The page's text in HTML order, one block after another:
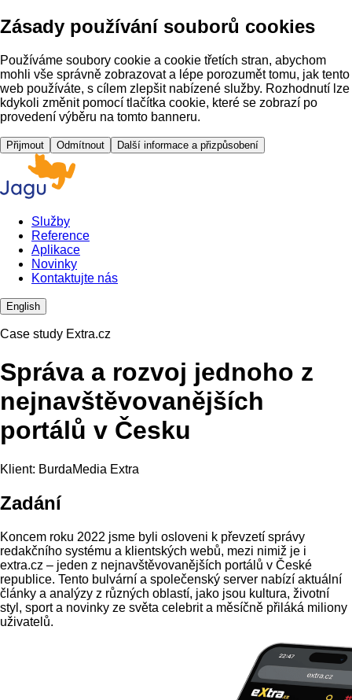
Zásady používání souborů cookies
Používáme soubory cookie a cookie třetích stran, abychom
mohli vše správně zobrazovat a lépe porozumět tomu, jak tento
web používáte, s cílem zlepšit nabízené služby. Rozhodnutí lze
kdykoli změnit pomocí tlačítka cookie, které se zobrazí po
provedení výběru na tomto banneru.
Přijmout Odmítnout Další informace a přizpůsobení
Služby
Reference
Aplikace
Novinky
Kontaktujte nás
English
Case study Extra.cz
Správa a rozvoj jednoho z
nejnavštěvovanějších
portálů v Česku
Klient: BurdaMedia Extra
Zadání
Koncem roku 2022 jsme byli osloveni k převzetí správy
redakčního systému a klientských webů, mezi nimiž je i
extra.cz – jeden z nejnavštěvovanějších portálů v České
republice. Tento bulvární a společenský server nabízí aktuální
články a analýzy z různých oblastí, jako jsou kultura, životní
styl, sport a novinky ze světa celebrit a měsíčně přiláká miliony
uživatelů.